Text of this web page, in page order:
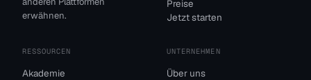
erwähnen.
Preise
Jetzt starten
RESSOURCEN
Akademie
UNTERNEHMEN
Über uns